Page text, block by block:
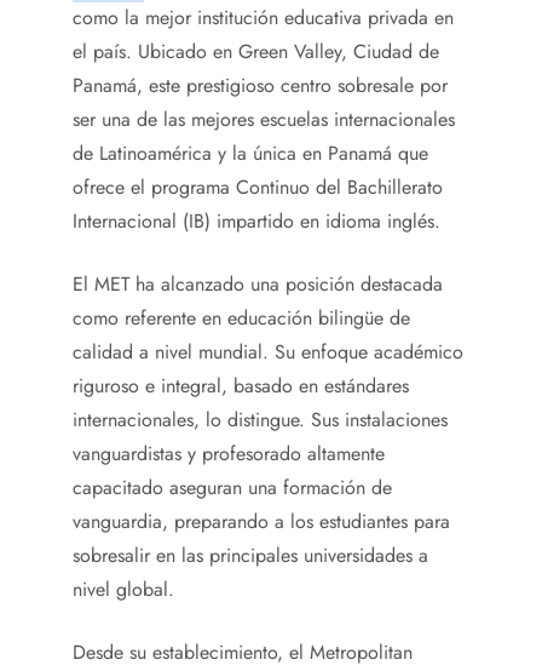
como la mejor institución educativa privada en
el país. Ubicado en Green Valley, Ciudad de
Panamá, este prestigioso centro sobresale por
ser una de las mejores escuelas internacionales
de Latinoamérica y la única en Panamá que
ofrece el programa Continuo del Bachillerato
Internacional (IB) impartido en idioma inglés.
El MET ha alcanzado una posición destacada
como referente en educación bilingüe de
calidad a nivel mundial. Su enfoque académico
riguroso e integral, basado en estándares
internacionales, lo distingue. Sus instalaciones
vanguardistas y profesorado altamente
capacitado aseguran una formación de
vanguardia, preparando a los estudiantes para
sobresalir en las principales universidades a
nivel global.
Desde su establecimiento, el Metropolitan